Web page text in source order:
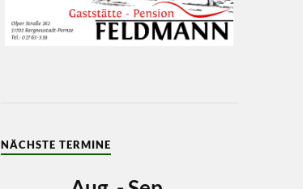
NÄCHSTE TERMINE